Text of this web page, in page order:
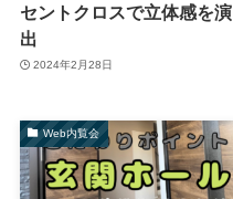
セントクロスで立体感を演
出
2024年2月28日
Web内覧会